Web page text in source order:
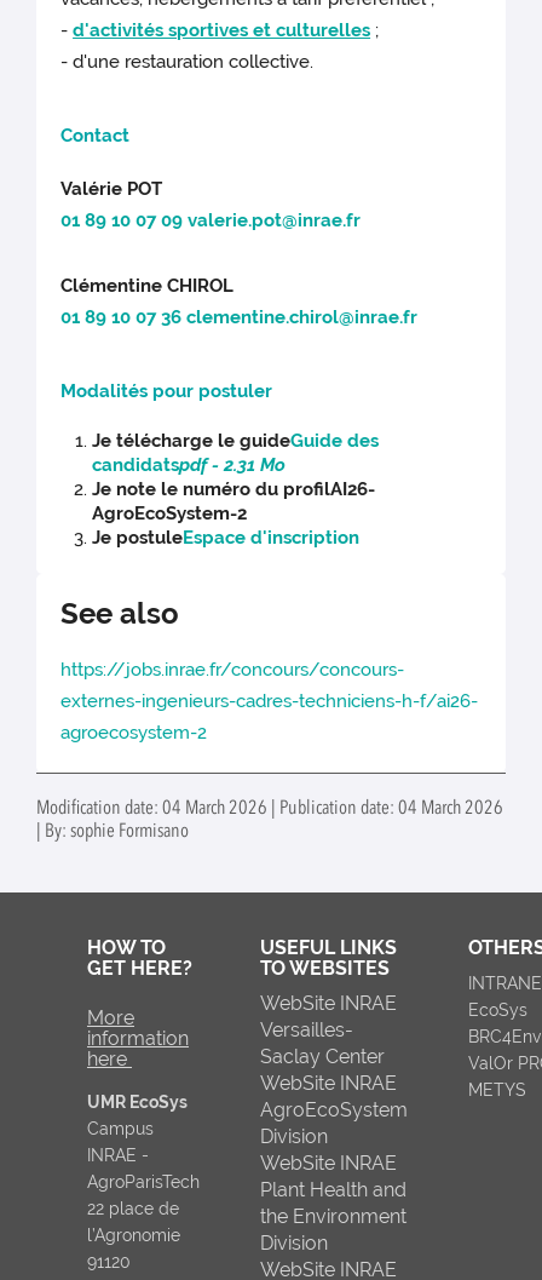
-d'activités sportives et culturelles ;
- d'une restauration collective.
Contact
Valérie POT
01 89 10 07 09valerie.pot@inrae.fr
Clémentine CHIROL
01 89 10 07 36clementine.chirol@inrae.fr
Modalités pour postuler
Je télécharge le guideGuide des
candidatspdf - 2.31 Mo
Je note le numéro du profilAI26-
AgroEcoSystem-2
Je postuleEspace d'inscription
See also
https://jobs.inrae.fr/concours/concours-
externes-ingenieurs-cadres-techniciens-h-f/ai26-
agroecosystem-2
Modification date: 04 March 2026 | Publication date: 04 March 2026
| By: sophie Formisano
HOW TO
GET HERE?
More
information
here
UMR EcoSys
Campus
INRAE -
AgroParisTech
22 place de
l’Agronomie
91120
USEFUL LINKS
TO WEBSITES
WebSite INRAE
Versailles-
Saclay Center
WebSite INRAE
AgroEcoSystem
Division
WebSite INRAE
Plant Health and
the Environment
Division
WebSite INRAE
EcoSys
BRC4Env
ValOr
METYS